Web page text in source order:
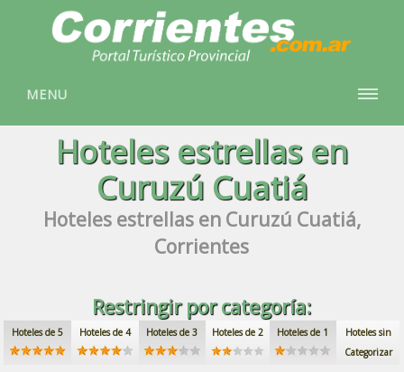
MENU
Hoteles estrellasen
Curuzú Cuatiá
Hoteles estrellasen Curuzú Cuatiá,
Corrientes
Restringir por categoría:
Hoteles de 5 Hoteles de 4 Hoteles de 3 Hoteles de 2 Hoteles de 1
Hoteles sin
Categorizar